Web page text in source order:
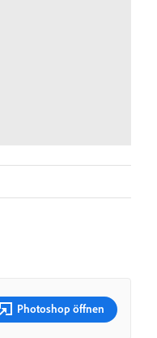
Photoshop öffnen